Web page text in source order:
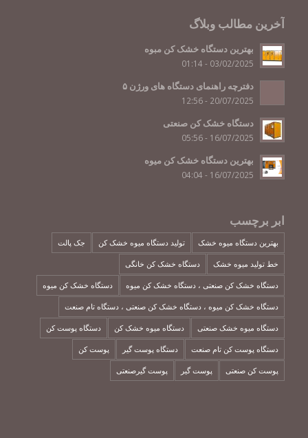
آخرین مطالب وبلاگ
بهترین دستگاه خشک کن مبوه
03/02/2025 - 01:14
دفترچه راهنمای دستگاه های ورژن ۵
20/07/2025 - 12:56
دستگاه خشک کن صنعتی
16/07/2025 - 05:56
بهترین دستگاه خشک کن میوه
16/07/2025 - 04:04
ابر برچسب
بهترین دستگاه میوه خشک تولید دستگاه میوه خشک کن جک پالت
خط تولید میوه خشک دستگاه خشک کن خانگی
دستگاه خشک کن صنعتی ، دستگاه خشک کن میوه دستگاه خشک کن میوه
دستگاه خشک کن میوه ، دستگاه خشک کن صنعتی ، دستگاه تام صنعت
دستگاه میوه خشک صنعتی دستگاه میوه خشک کن دستگاه پوست کن
دستگاه پوست کن تام صنعت دستگاه پوست گیر پوست کن
پوست کن صنعتی پوست گیر پوست گیرصنعتی